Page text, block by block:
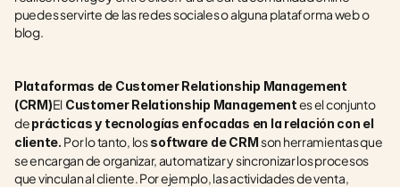
puedes servirte de las redes sociales o alguna plataforma web o
blog.
Plataformas de Customer Relationship Management
(CRM)El Customer Relationship Management es el conjunto
de prácticas y tecnologías enfocadas en la relación con el
cliente. Por lo tanto, los software de CRM son herramientas que
se encargan de organizar, automatizar y sincronizar los procesos
que vinculan al cliente. Por ejemplo, las actividades de venta,